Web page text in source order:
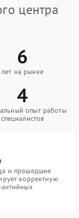
центра
6
лет на рынке
4
опыт работы
специалистов
и прошедшие
корректную